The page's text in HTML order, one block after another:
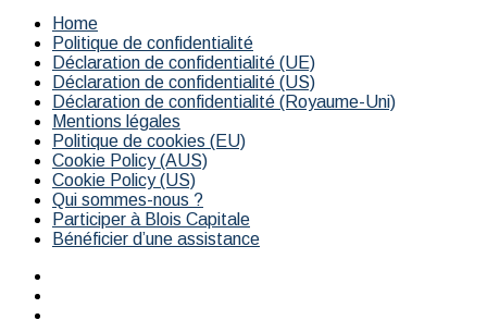
Home
Politique de confidentialité
Déclaration de confidentialité (UE)
Déclaration de confidentialité (US)
Déclaration de confidentialité (Royaume-Uni)
Mentions légales
Politique de cookies (EU)
Cookie Policy (AUS)
Cookie Policy (US)
Qui sommes-nous ?
Participer à Blois Capitale
Bénéficier d’une assistance